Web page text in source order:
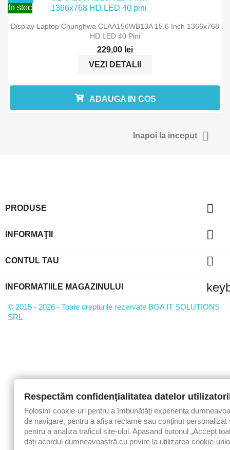
In stoc
Display Laptop Chunghwa CLAA156WB13A 15.6 Inch 1366x768
HD LED 40 Pini
229,00 lei
VEZI DETALII
ADAUGA IN COS
Inapoi la inceput 
PRODUSE 
INFORMAŢII 
CONTUL TAU 
INFORMATIILE MAGAZINULUI
© 2015 - 2026 - Toate drepturile rezervate BGA IT SOLUTIONS
SRL
Respectăm confidențialitatea datelor
Folosim cookie-uri pentru a îmbunătăți experiența
de navigare, pentru a afișa reclame sau conținut personalizat
pentru a analiza traficul site-ului. Apasand butonul „Accept
dați acordul dumneavoastră cu privire la utilizarea cookie-